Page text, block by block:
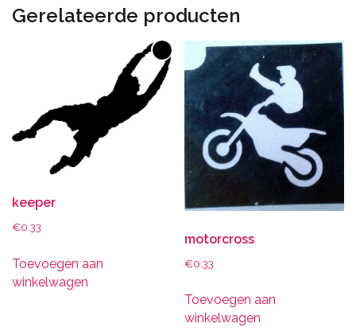
Gerelateerde producten
keeper
€0.33
Toevoegen aan
winkelwagen
motorcross
€0.33
Toevoegen aan
winkelwagen